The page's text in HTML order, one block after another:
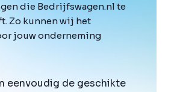
die Bedrijfswagen.nl te
Zo kunnen wij het
jouw onderneming
eenvoudig de geschikte